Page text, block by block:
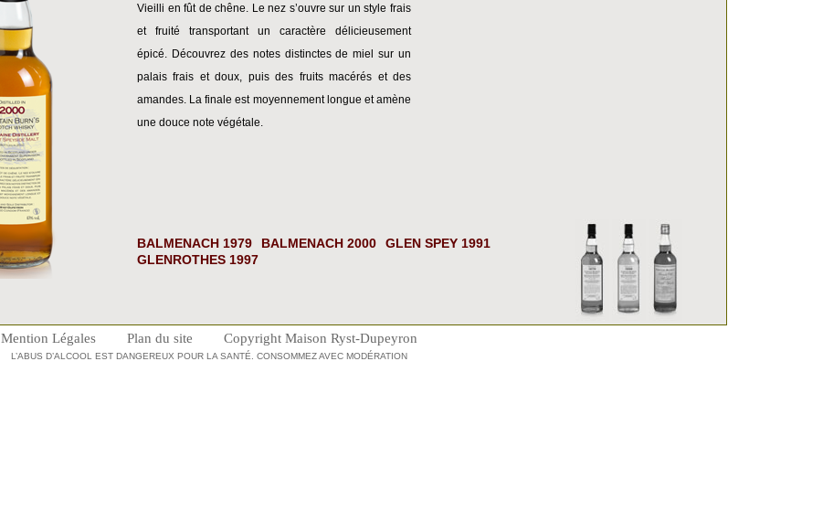
Vieilli en fût de chêne. Le nez s’ouvre sur un style frais
et fruité transportant un caractère délicieusement
épicé. Découvrez des notes distinctes de miel sur un
palais frais et doux, puis des fruits macérés et des
amandes. La finale est moyennement longue et amène
une douce note végétale.
BALMENACH 1979 BALMENACH 2000
GLEN SPEY 1991
GLENROTHES 1997
Mention Légales Plan du site Copyright Maison Ryst-Dupeyron
L’ABUS D’ALCOOL EST DANGEREUX POUR LA SANTÉ. CONSOMMEZ AVEC MODÉRATION